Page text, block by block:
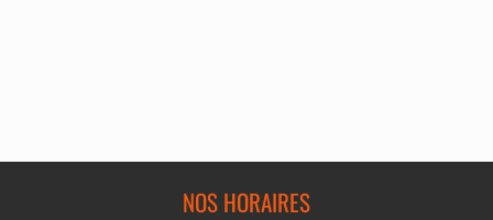
NOS HORAIRES